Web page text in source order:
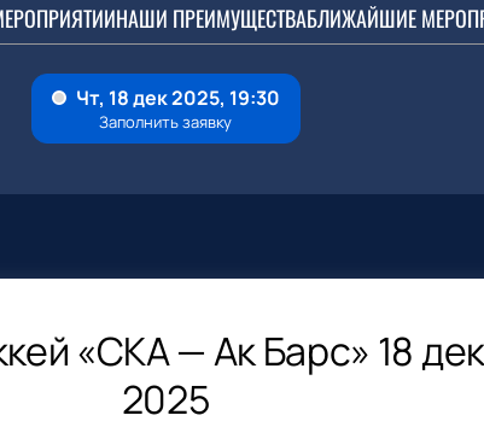
НАШИ ПРЕИМУЩЕСТВАБЛИЖАЙШИЕ
«СКА — Ак Барс» 18
2025